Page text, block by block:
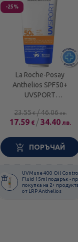
-25%
La Roche-Posay
Anthelios SPF50+
UVSPORT
лосион за влажна
кожа 200мл 945110
23.55€ /46.06лв.
17.59€ /34.40лв.
ПОРЪЧАЙ
UVMune 400 Oil
Fluid 15ml подарък -
покупка на 2+ продукта
от LRP Anthelios